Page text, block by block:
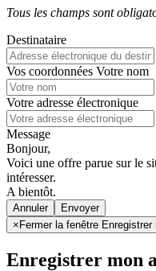
Tous les champs sont
Destinataire
Vos coordonnées Votre nom
Votre adresse électronique
Message
Bonjour,
Voici une offre parue sur le
intéresser.
A bientôt.
Annuler
× Fermer la fenêtre Enregistrer
Enregistrer mon